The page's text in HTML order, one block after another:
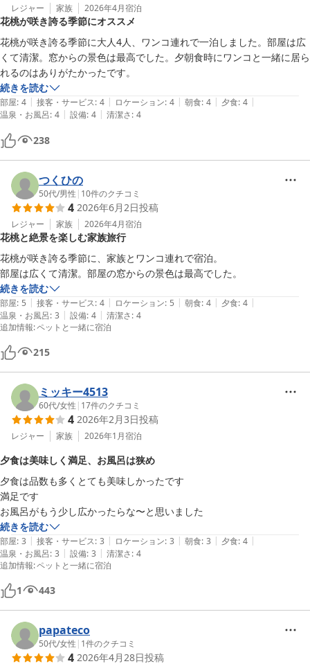
レジャー 家族 2026年4月宿泊
花桃が咲き誇る季節にオススメ
花桃が咲き誇る季節に大人4人、ワンコ連れで一泊しました。部屋は広
くて清潔。窓からの景色は最高でした。夕朝食時にワンコと一緒に居ら
れるのはありがたかったです。
続きを読む
部屋: 4 | 接客・サービス: 4 | ロケーション: 4 | 朝食: 4 | 夕食: 4 |
温泉・お風呂: 4 | 設備: 4 | 清潔さ: 4
238
つくひの
50代/男性 | 10件のクチコミ
4 2026年6月2日投稿
レジャー 家族 2026年4月宿泊
花桃と絶景を楽しむ家族旅行
花桃が咲き誇る季節に、家族とワンコ連れで宿泊。
部屋は広くて清潔。部屋の窓からの景色は最高でした。
続きを読む
部屋: 5 | 接客・サービス: 4 | ロケーション: 5 | 朝食: 4 | 夕食: 4 |
温泉・お風呂: 3 | 設備: 4 | 清潔さ: 4
追加情報:ペットと一緒に宿泊
215
ミッキー4513
60代/女性 | 17件のクチコミ
4 2026年2月3日投稿
レジャー 家族 2026年1月宿泊
夕食は美味しく満足、お風呂は狭め
夕食は品数も多くとても美味しかったです
満足です
続きを読む
部屋: 3 | 接客・サービス: 3 | ロケーション: 3 | 朝食: 3 | 夕食: 4 |
温泉・お風呂: 3 | 設備: 3 | 清潔さ: 4
追加情報:ペットと一緒に宿泊
1 443
papateco
50代/女性 | 1件のクチコミ
4 2026年4月28日投稿